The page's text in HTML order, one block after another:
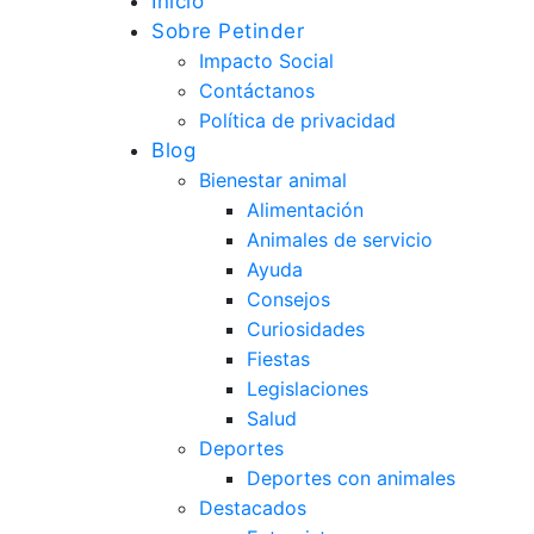
Sobre Petinder
Impacto Social
Contáctanos
Política de privacidad
Blog
Bienestar animal
Alimentación
Animales de servicio
Ayuda
Consejos
Curiosidades
Fiestas
Legislaciones
Salud
Deportes
Deportes con animales
Destacados